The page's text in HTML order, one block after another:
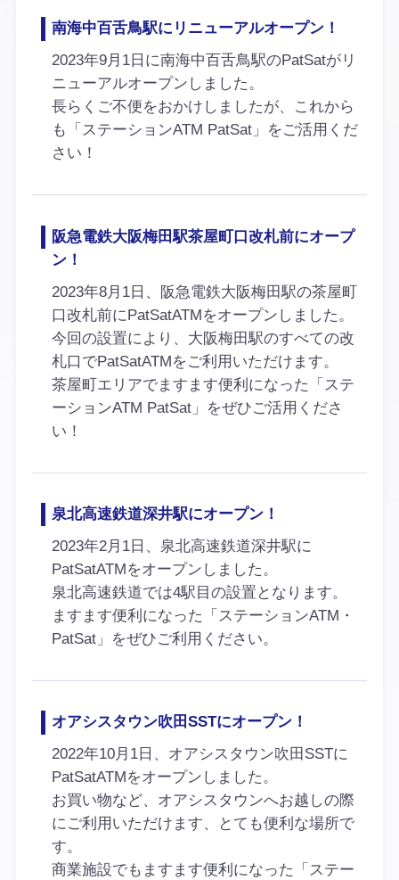
南海中百舌鳥駅にリニューアルオープン！
2023年9月1日に南海中百舌鳥駅のPatSatがリ
ニューアルオープンしました。
長らくご不便をおかけしましたが、これから
も「ステーションATM PatSat」をご活用くだ
さい！
阪急電鉄大阪梅田駅茶屋町口改札前にオープ
ン！
2023年8月1日、阪急電鉄大阪梅田駅の茶屋町
口改札前にPatSatATMをオープンしました。
今回の設置により、大阪梅田駅のすべての改
札口でPatSatATMをご利用いただけます。
茶屋町エリアでますます便利になった「ステ
ーションATM PatSat」をぜひご活用くださ
い！
泉北高速鉄道深井駅にオープン！
2023年2月1日、泉北高速鉄道深井駅に
PatSatATMをオープンしました。
泉北高速鉄道では4駅目の設置となります。
ますます便利になった「ステーションATM・
PatSat」をぜひご利用ください。
オアシスタウン吹田SSTにオープン！
2022年10月1日、オアシスタウン吹田SSTに
PatSatATMをオープンしました。
お買い物など、オアシスタウンへお越しの際
にご利用いただけます、とても便利な場所で
す。
商業施設でもますます便利になった「ステー